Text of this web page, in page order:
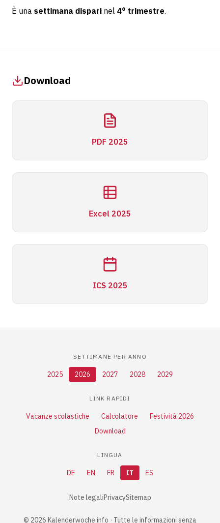
È una settimana dispari nel 4° trimestre.
Download
PDF 2025
Excel 2025
ICS 2025
SETTIMANE PER ANNO
2025 2026 2027 2028 2029
LINK RAPIDI
Vacanze scolastiche Calcolatore
Festività 2026
Download
LINGUA
DE EN FR IT ES
Note legaliPrivacySitemap
© 2026 Kalenderwoche.info · Tutte le informazioni senza